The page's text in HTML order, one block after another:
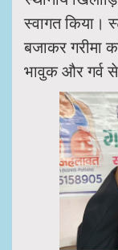
स्वागत किया।
बजाकर गरीमा
भावुक और गर्व